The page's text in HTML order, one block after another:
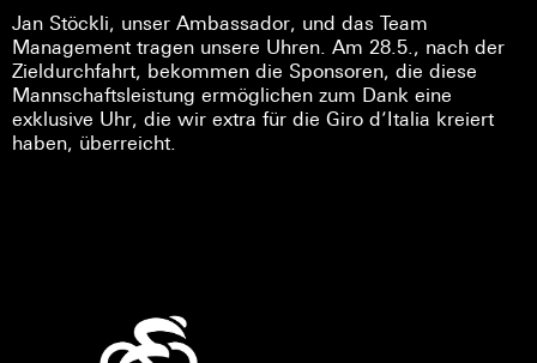
Jan Stöckli, unser Ambassador, und das Team
Management tragen unsere Uhren. Am 28.5., nach der
Zieldurchfahrt, bekommen die Sponsoren, die diese
Mannschaftsleistung ermöglichen zum Dank eine
exklusive Uhr, die wir extra für die Giro d’Italia kreiert
haben, überreicht.